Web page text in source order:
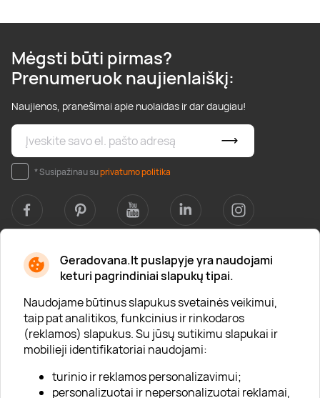
Geradovana.lt puslapyje yra naudojami
keturi pagrindiniai slapukų tipai.
Naudojame būtinus slapukus svetainės veikimui,
taip pat analitikos, funkcinius ir rinkodaros
(reklamos) slapukus. Su jūsų sutikimu slapukai ir
mobilieji identifikatoriai naudojami:
turinio ir reklamos personalizavimui;
personalizuotai ir nepersonalizuotai reklamai,
Mėgsti būti pirmas?
Prenumeruok naujienlaiškį:
Naujienos, pranešimai apie nuolaidas ir dar daugiau!
* Susipažinau suprivatumo politika
Apie mus
Apie „Gera Dovana“
Lojalumo klubas
Karjera
Visi partneriai